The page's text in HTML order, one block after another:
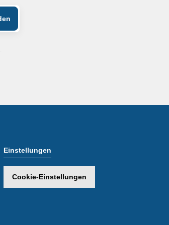
Einstellungen
Cookie-Einstellungen